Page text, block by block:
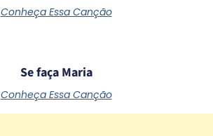
Conheça Essa Canção
Se faça Maria
Conheça Essa Canção